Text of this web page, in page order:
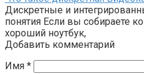
Дискретные и
понятия Если вы собираете
хороший ноутбук,
Добавить комментарий
Имя *